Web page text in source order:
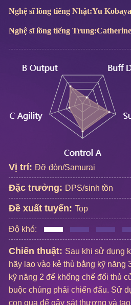
Nghệ sĩ lồng tiếng Nhật:Yu
Nghệ sĩ lồng tiếng
Vị trí: Đỡ đòn/Samurai
Đặc trưởng: DPS/sinh tồn
Đề xuất tuyến: Top
Độ khó:
Chiến thuật: Sau khi sử dụng
hãy lao vào kẻ thù bằng kỹ năng
kỹ năng 2 để khống chế đối thủ
buộc chúng phải chiến đấu. Sử
con quạ để gây sát thương và